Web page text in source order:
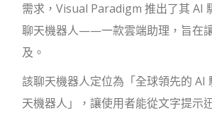
需求，Visual Paradigm 推出了其 AI
聊天機器人——一款雲端助理，旨在
及。
該聊天機器人定位為「全球領先的 AI
天機器人」，讓使用者能從文字提示